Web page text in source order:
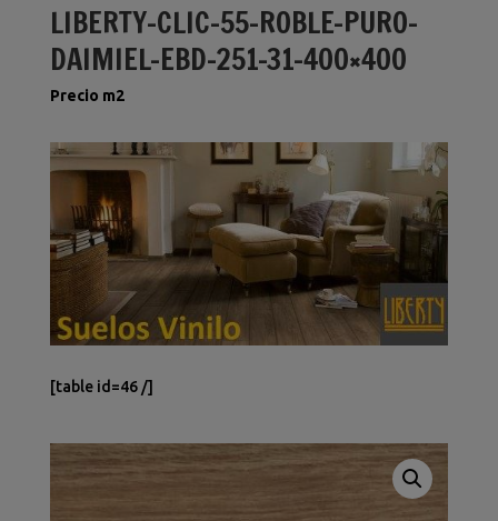
LIBERTY-CLIC-55-ROBLE-PURO-
DAIMIEL-EBD-251-31-400×400
Precio m2
[table id=46 /]